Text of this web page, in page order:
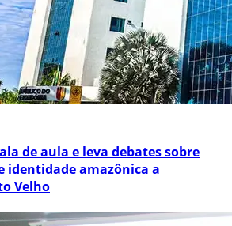
de aula e leva debates sobre
identidade amazônica a
Velho